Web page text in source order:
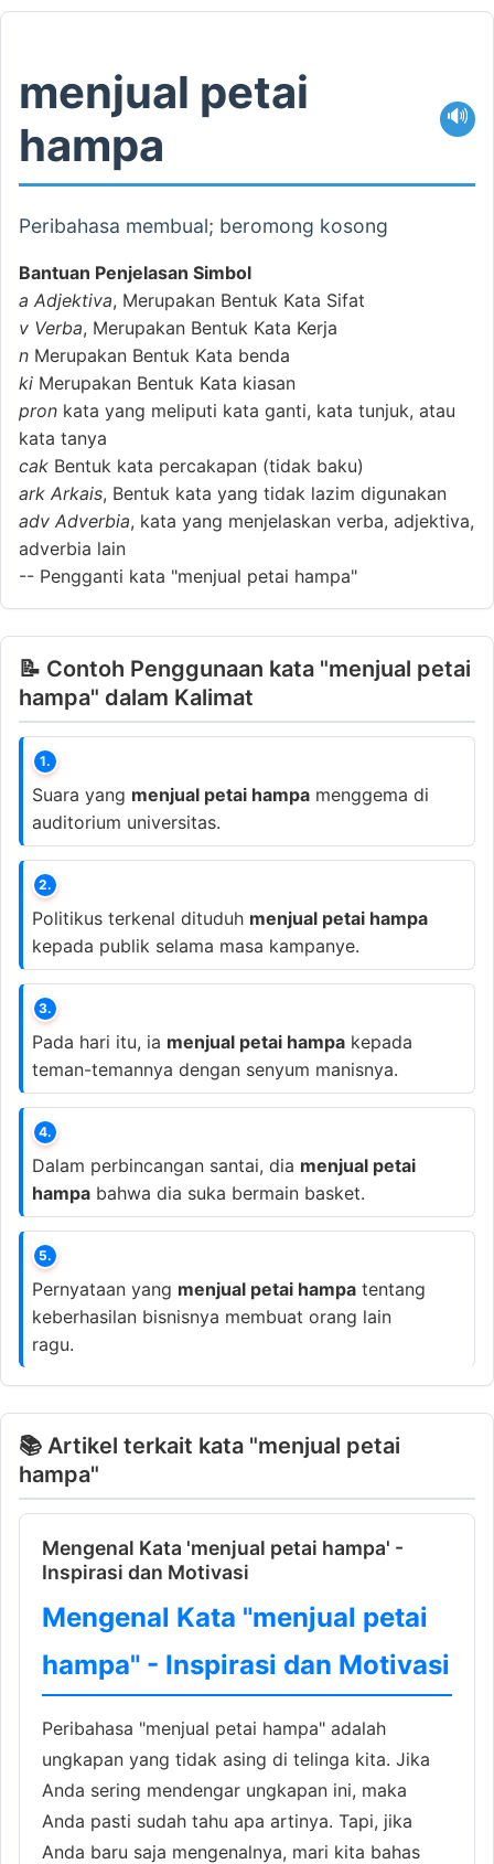
menjual petai
hampa
🔊
Peribahasa membual; beromong kosong
Bantuan Penjelasan Simbol
a Adjektiva, Merupakan Bentuk Kata Sifat
v Verba, Merupakan Bentuk Kata Kerja
n Merupakan Bentuk Kata benda
ki Merupakan Bentuk Kata kiasan
pron kata yang meliputi kata ganti, kata tunjuk, atau
kata tanya
cak Bentuk kata percakapan (tidak baku)
ark Arkais, Bentuk kata yang tidak lazim digunakan
adv Adverbia, kata yang menjelaskan verba, adjektiva,
adverbia lain
-- Pengganti kata "menjual petai hampa"
📝 Contoh Penggunaan kata "menjual petai
hampa" dalam Kalimat
1.
Suara yang menjual petai hampa menggema di
auditorium universitas.
2.
Politikus terkenal dituduh menjual petai hampa
kepada publik selama masa kampanye.
3.
Pada hari itu, ia menjual petai hampa kepada
teman-temannya dengan senyum manisnya.
4.
Dalam perbincangan santai, dia menjual petai
hampa bahwa dia suka bermain basket.
5.
Pernyataan yang menjual petai hampa tentang
keberhasilan bisnisnya membuat orang lain
ragu.
📚 Artikel terkait kata "menjual petai
hampa"
Mengenal Kata 'menjual petai hampa' -
Inspirasi dan Motivasi
Mengenal Kata "menjual petai
hampa" - Inspirasi dan Motivasi
Peribahasa "menjual petai hampa" adalah
ungkapan yang tidak asing di telinga kita. Jika
Anda sering mendengar ungkapan ini, maka
Anda pasti sudah tahu apa artinya. Tapi, jika
Anda baru saja mengenalnya, mari kita bahas